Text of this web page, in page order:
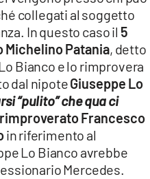
collegati al soggetto
In questo caso il 5
Michelino Patania, detto
Bianco e lo rimprovera
dal nipoteGiuseppe Lo
“pulito” che qua ci
rimproverato Francesco
in riferimento al
Lo Bianco avrebbe
Mercedes.